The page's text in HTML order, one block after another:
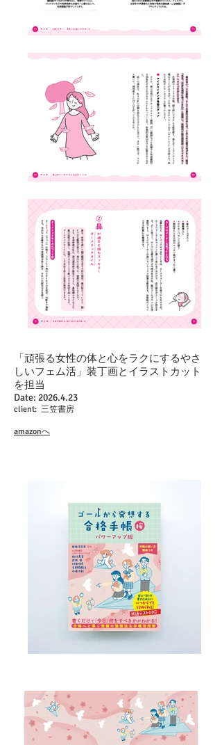
「頑張る女性の体と心をラクにするやさ
しいフェム活」装丁画とイラストカット
を担当
Date: 2026.4.23
client: 三笠書房
amazonへ